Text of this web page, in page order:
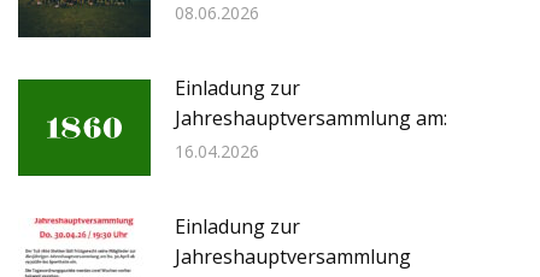
08.06.2026
Einladung zur
Jahreshauptversammlung am:
16.04.2026
Einladung zur
Jahreshauptversammlung